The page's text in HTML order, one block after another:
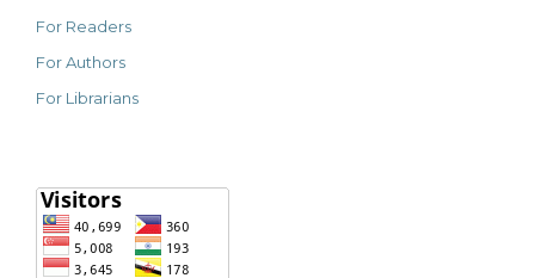
For Readers
For Authors
For Librarians